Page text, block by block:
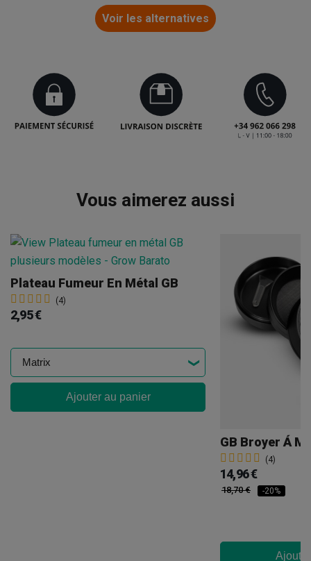
Voir les alternatives
Vous aimerez aussi
Plateau Fumeur En Métal GB
(4)
2,95 €
Ajouter au panier
(4)
14,96 €
18,70 € -20%